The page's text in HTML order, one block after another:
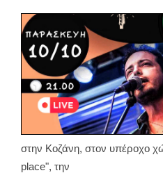
στην Κοζάνη, στον υπέροχο
place", την